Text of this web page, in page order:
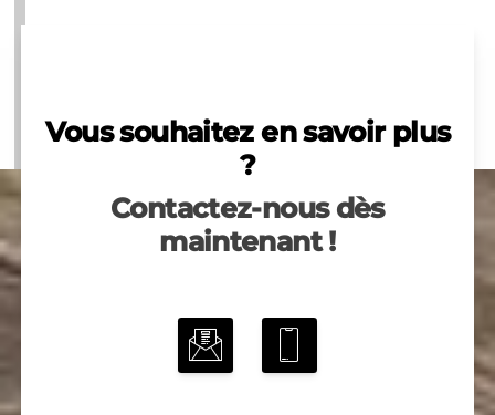
Vous souhaitez en savoir plus
?
Contactez-nous dès
maintenant !